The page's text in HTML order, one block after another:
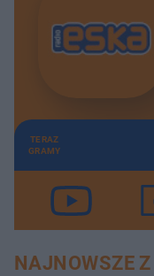
TERAZ
GRAMY
NAJNOWSZE